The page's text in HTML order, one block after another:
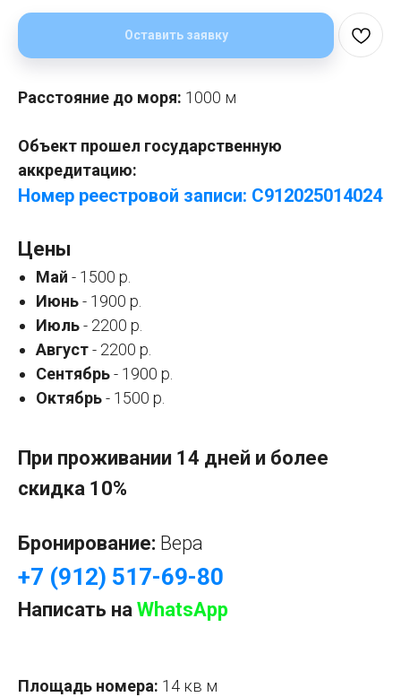
Оставить заявку
Расстояние до моря: 1000 м
Объект прошел государственную
аккредитацию:
Номер реестровой записи: С912025014024
Цены
Май - 1500 р.
Июнь- 1900 р.
Июль- 2200 р.
Август- 2200 р.
Сентябрь- 1900 р.
Октябрь- 1500 р.
При проживании 14 дней и более
скидка 10%
Бронирование: Вера
+7 (912) 517-69-80
Написать на WhatsApp
Площадь номера: 14 кв м